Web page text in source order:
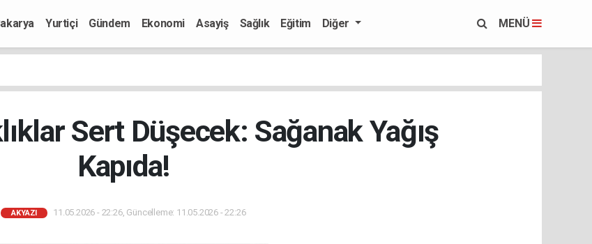
Yurtiçi Gündem Ekonomi Asayiş Sağlık Eğitim Diğer MENÜ
Sert Düşecek: Sağanak Yağış
Kapıda!
AKYAZI 11.05.2026 - 22:26, Güncelleme: 11.05.2026 - 22:26